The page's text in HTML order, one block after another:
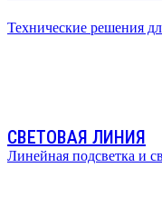
Технические решения
СВЕТОВАЯ ЛИНИЯ
Линейная подсветка и